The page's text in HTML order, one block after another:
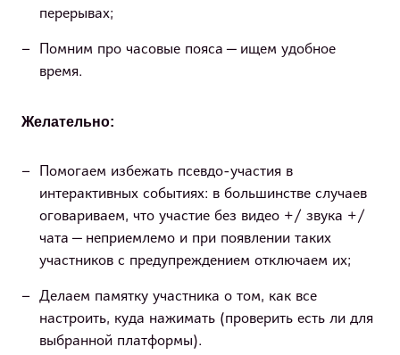
перерывах;
Помним про часовые пояса — ищем удобное
время.
Желательно:
Помогаем избежать псевдо-участия в
интерактивных событиях: в большинстве случаев
оговариваем, что участие без видео +/ звука +/
чата — неприемлемо и при появлении таких
участников с предупреждением отключаем их;
Делаем памятку участника о том, как все
настроить, куда нажимать (проверить есть ли для
выбранной платформы).